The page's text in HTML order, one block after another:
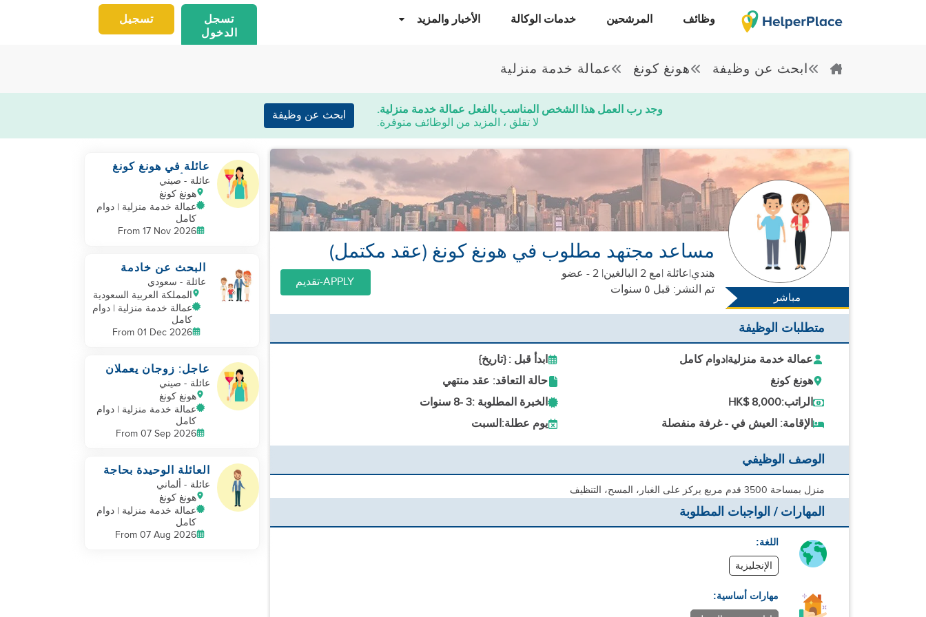
وظائف المرشحين خدمات الوكالة الأخبار والمزيد تسجيل
تسجل
الدخول
ابحث عن وظيفة هونغ كونغ عمالة خدمة منزلية
وجد رب العمل هذا الشخص المناسب بالفعل عمالة خدمة منزلية.
لا تقلق ، المزيد من الوظائف متوفرة.
ابحث عن وظيفة
مباشر
مساعد مجتهد مطلوب في هونغ كونغ (عقد مكتمل)
هندي|عائلة |مع 2 البالغين
| 2 - عضو
تم النشر: قبل ٥ سنوات
APPLY-تقديم
متطلبات الوظيفة
عمالة خدمة منزلية|دوام كامل
ابدأ قبل : {تاريخ}
هونغ كونغ
حالة التعاقد: عقد منتهي
الراتب:HK$ 8,000 الخبرة المطلوبة :3 - 8 سنوات
الإقامة: العيش في - غرفة منفصلة
يوم عطلة:السبت
الوصف الوظيفي
منزل بمساحة 3500 قدم مربع يركز على الغبار، المسح، التنظيف
المهارات / الواجبات المطلوبة
اللغة:
الإنجليزية
مهارات أساسية:
عائلة في هونغ كونغ
لديها أطفال بالغين
عائلة - صيني
هونغ كونغ
عمالة خدمة منزلية | دوام
كامل
From 17 Nov 2026
البحث عن خادمة
منزلية
عائلة - سعودي
المملكة العربية السعودية
عمالة خدمة منزلية | دوام
كامل
From 01 Dec 2026
عاجل: زوجان يعملان
ولديهما طفلان
عائلة - صيني
هونغ كونغ
عمالة خدمة منزلية | دوام
كامل
From 07 Sep 2026
العائلة الوحيدة بحاجة
إلى مساعدة
عائلة - ألماني
هونغ كونغ
عمالة خدمة منزلية | دوام
كامل
From 07 Aug 2026